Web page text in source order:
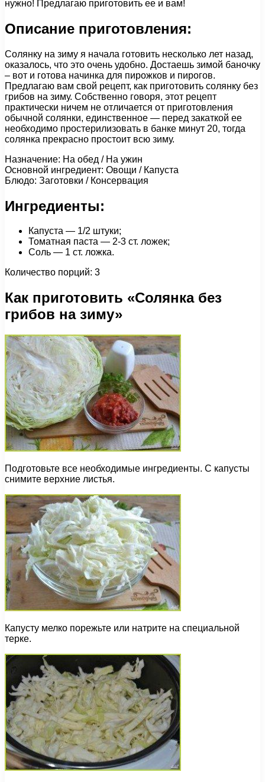
нужно! Предлагаю приготовить ее и вам!
Описание приготовления:
Солянку на зиму я начала готовить несколько лет назад,
оказалось, что это очень удобно. Достаешь зимой баночку
– вот и готова начинка для пирожков и пирогов.
Предлагаю вам свой рецепт, как приготовить солянку без
грибов на зиму. Собственно говоря, этот рецепт
практически ничем не отличается от приготовления
обычной солянки, единственное — перед закаткой ее
необходимо простерилизовать в банке минут 20, тогда
солянка прекрасно простоит всю зиму.
Назначение: На обед / На ужин
Основной ингредиент: Овощи / Капуста
Блюдо: Заготовки / Консервация
Ингредиенты:
Капуста — 1/2 штуки;
Томатная паста — 2-3 ст. ложек;
Соль — 1 ст. ложка.
Количество порций: 3
Как приготовить «Солянка без
грибов на зиму»
Подготовьте все необходимые ингредиенты. C капусты
снимите верхние листья.
Капусту мелко порежьте или натрите на специальной
терке.